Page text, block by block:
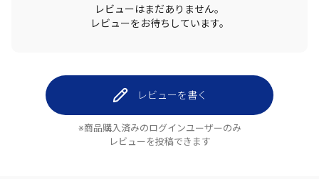
レビューはまだありません。
レビューをお待ちしています。
レビューを書く
※商品購入済みのログインユーザーのみ
レビューを投稿できます